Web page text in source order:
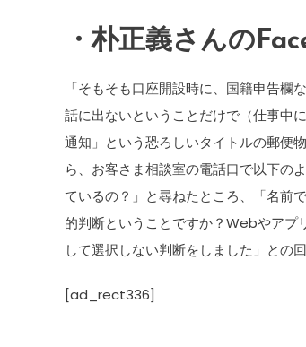
・朴正義さんの
「そもそも口座開設時に、国籍申告
話に出ないということだけで（仕事中
通知」という恐ろしいタイトルの郵便
ら、お客さま相談室の電話口で以下の
ているの？」と尋ねたところ、「名前
的判断ということですか？Webやアプ
して選択しない判断をしました」との回
[ad_rect336]